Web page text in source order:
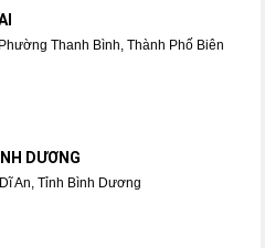
Thanh Bình, Thành Phố Biên
DƯƠNG
An, Tỉnh Bình Dương